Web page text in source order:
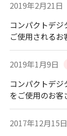
2019年2月21日
コンパクトデ
ご使用されるお
2019年1月9日
コンパクトデジ
をご使用のお客
2017年12月15日